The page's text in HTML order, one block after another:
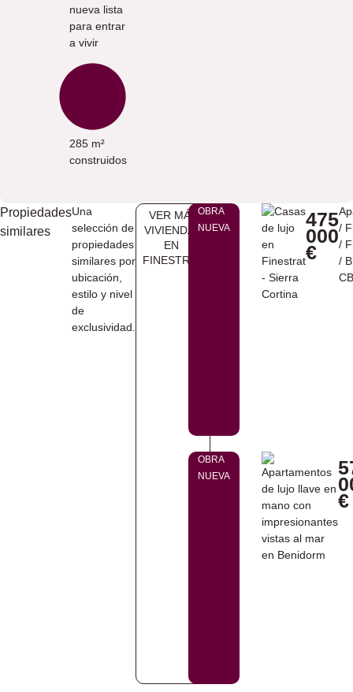
nueva lista
para entrar
a vivir
285 m²
construidos
Propiedades
similares
Una
selección de
propiedades
similares por
ubicación,
estilo y nivel
de
exclusividad.
VER MÁS
VIVIENDAS
EN ​
FINESTRAT
OBRA
NUEVA
475
000
€
/
/
/
OBRA
NUEVA
€